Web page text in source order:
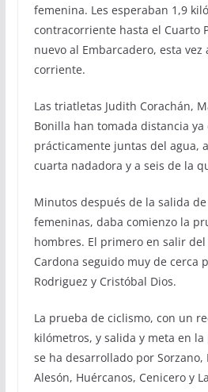
femenina. Les esperaban 1,9
contracorriente hasta el Cuarto
nuevo al Embarcadero, esta vez
corriente.
Las triatletas Judith Corachán,
Bonilla han tomada distancia
prácticamente juntas del agua,
cuarta nadadora y a seis de la
Minutos después de la salida
femeninas, daba comienzo la
hombres. El primero en salir del
Cardona seguido muy de cerca
Rodriguez y Cristóbal Dios.
La prueba de ciclismo, con un
kilómetros, y salida y meta en
se ha desarrollado por Sorzano,
Alesón, Huércanos, Cenicero y